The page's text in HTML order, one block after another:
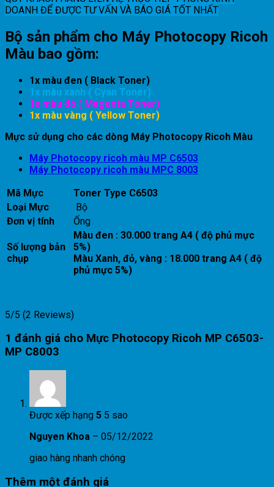
DOANH ĐỂ ĐƯỢC TƯ VẤN VÀ BÁO GIÁ TỐT NHẤT
Bộ sản phẩm cho Máy Photocopy Ricoh
Màu bao gồm:
1x màu đen ( Black Toner)
1x màu xanh ( Cyan Toner)
1x màu đỏ ( Magenta Toner)
1x màu vàng ( Yellow Toner)
Mực sử dụng cho các dòng Máy Photocopy Ricoh Màu
Máy Photocopy ricoh màu MP C6503
Máy Photocopy ricoh màu MPC 8003
Mã Mực
Toner Type C6503
Loại Mực
Bộ
Đơn vị tính
Ống
Số lượng bản
chụp
Màu đen : 30.000 trang A4 ( độ phủ mực
5%)
Màu Xanh, đỏ, vàng : 18.000 trang A4 ( độ
phủ mực 5%)
5/5 (2 Reviews)
1 đánh giá cho Mực Photocopy Ricoh MP C6503-
MP C8003
Được xếp hạng 5 5 sao
Nguyen Khoa – 05/12/2022
giao hàng nhanh chóng
Thêm một đánh giá